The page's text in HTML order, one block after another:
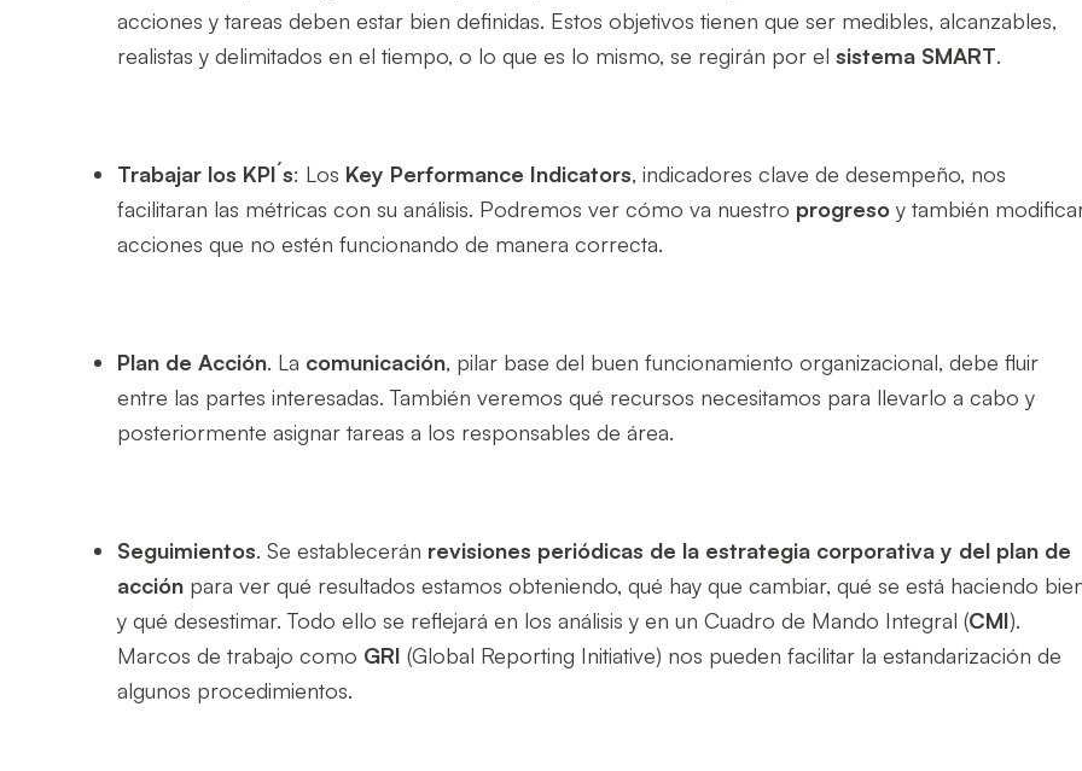
acciones y tareas deben estar bien definidas. Estos objetivos tienen que ser medibles, alcanzables,
realistas y delimitados en el tiempo, o lo que es lo mismo, se regirán por elsistema SMART.
Trabajar los KPI´s: Los Key Performance Indicators, indicadores clave de desempeño, nos
facilitaran las métricas con su análisis. Podremos ver cómo va nuestro progreso y también
acciones que no estén funcionando de manera correcta.
Plan de Acción. La comunicación, pilar base del buen funcionamiento organizacional, debe fluir
entre las partes interesadas. También veremos qué recursos necesitamos para llevarlo a cabo y
posteriormente asignar tareas a los responsables de área.
Seguimientos. Se establecerán revisiones periódicas de la estrategia corporativa y del plan de
acción para ver qué resultados estamos obteniendo, qué hay que cambiar, qué se está haciendo
y qué desestimar. Todo ello se reflejará en los análisis y en un Cuadro de Mando Integral (CMI).
Marcos de trabajo como GRI (Global Reporting Initiative) nos pueden facilitar la estandarización de
algunos procedimientos.